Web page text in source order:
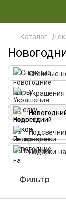
Каталог
Снежные
Украшения
Подарки
Фильтр